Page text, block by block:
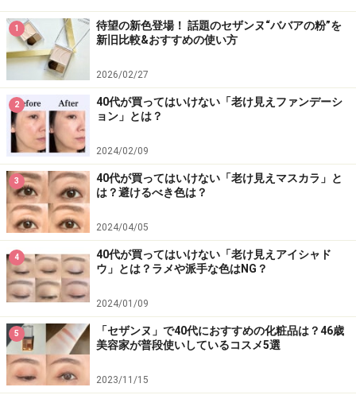
1
待望の新色登場！ 話題のセザンヌ“ババアの粉”を
新旧比較&おすすめの使い方
2026/02/27
2
40代が買ってはいけない「老け見えファンデーシ
ョン」とは？
2024/02/09
3
40代が買ってはいけない「老け見えマスカラ」と
は？避けるべき色は？
2024/04/05
4
40代が買ってはいけない「老け見えアイシャド
ウ」とは？ラメや派手な色はNG？
2024/01/09
5
「セザンヌ」で40代におすすめの化粧品は？46歳
美容家が普段使いしているコスメ5選
2023/11/15